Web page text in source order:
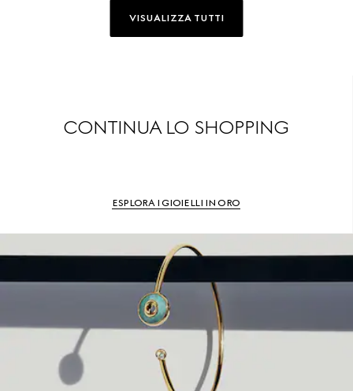
VISUALIZZA TUTTI
CONTINUA LO SHOPPING
ESPLORA I GIOIELLI IN ORO